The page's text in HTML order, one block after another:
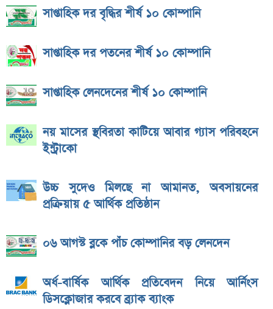
সাপ্তাহিক দর বৃদ্ধির শীর্ষ ১০ কোম্পানি
সাপ্তাহিক দর পতনের শীর্ষ ১০ কোম্পানি
সাপ্তাহিক লেনদেনের শীর্ষ ১০ কোম্পানি
নয় মাসের স্থবিরতা কাটিয়ে আবার গ্যাস পরিবহনে
ইন্ট্রাকো
উচ্চ সুদেও মিলছে না আমানত, অবসায়নের
প্রক্রিয়ায় ৫ আর্থিক প্রতিষ্ঠান
০৬ আগস্ট ব্লকে পাঁচ কোম্পানির বড় লেনদেন
অর্ধ-বার্ষিক আর্থিক প্রতিবেদন নিয়ে আর্নিংস
ডিসক্লোজার করবে ব্র্যাক ব্যাংক